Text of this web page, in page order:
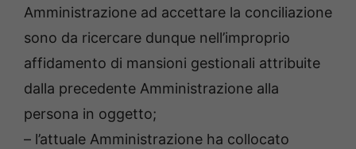
Amministrazione ad accettare la conciliazione
sono da ricercare dunque nell’improprio
affidamento di mansioni gestionali attribuite
dalla precedente Amministrazione alla
persona in oggetto;
– l’attuale Amministrazione ha collocato